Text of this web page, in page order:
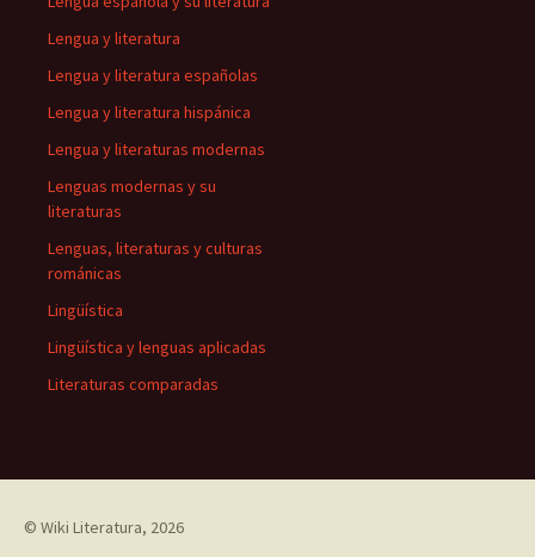
Lengua y literatura
Lengua y literatura españolas
Lengua y literatura hispánica
Lengua y literaturas modernas
Lenguas modernas y su
literaturas
Lenguas, literaturas y culturas
románicas
Lingüística
Lingüística y lenguas aplicadas
Literaturas comparadas
© Wiki Literatura, 2026